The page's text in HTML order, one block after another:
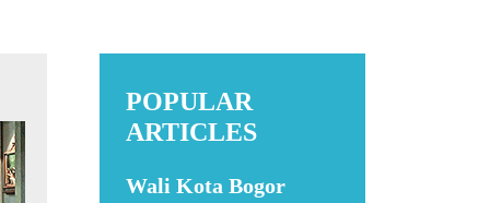
POPULAR
ARTICLES
Wali Kota Bogor